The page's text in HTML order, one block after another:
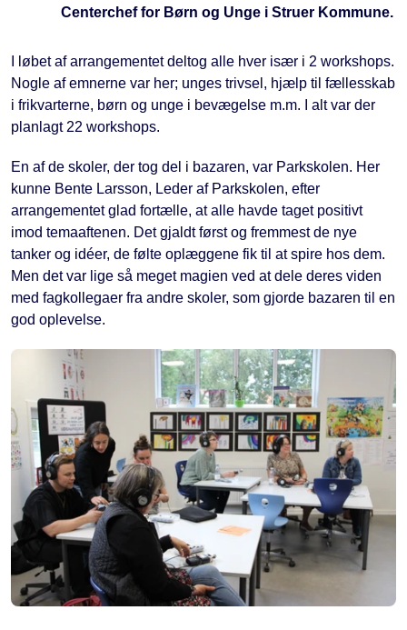
Centerchef for Børn og Unge i Struer Kommune.
I løbet af arrangementet deltog alle hver især i 2 workshops.
Nogle af emnerne var her; unges trivsel, hjælp til fællesskab
i frikvarterne, børn og unge i bevægelse m.m. I alt var der
planlagt 22 workshops.
En af de skoler, der tog del i bazaren, var Parkskolen. Her
kunne Bente Larsson, Leder af Parkskolen, efter
arrangementet glad fortælle, at alle havde taget positivt
imod temaaftenen. Det gjaldt først og fremmest de nye
tanker og idéer, de følte oplæggene fik til at spire hos dem.
Men det var lige så meget magien ved at dele deres viden
med fagkollegaer fra andre skoler, som gjorde bazaren til en
god oplevelse.